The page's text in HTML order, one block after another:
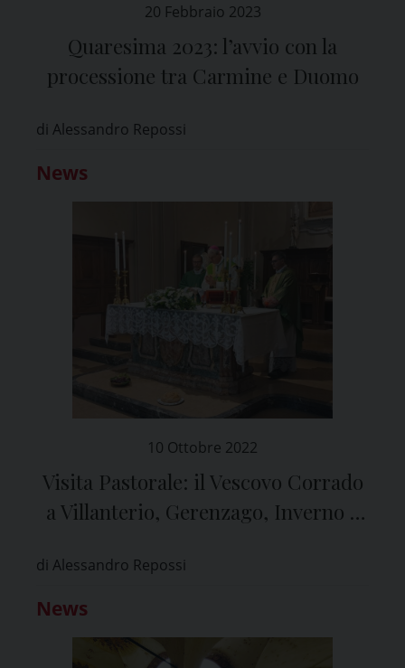
20 Febbraio 2023
Quaresima 2023: l’avvio con la
processione tra Carmine e Duomo
di Alessandro Repossi
News
10 Ottobre 2022
Visita Pastorale: il Vescovo Corrado
a Villanterio, Gerenzago, Inverno e
di Alessandro Repossi
News